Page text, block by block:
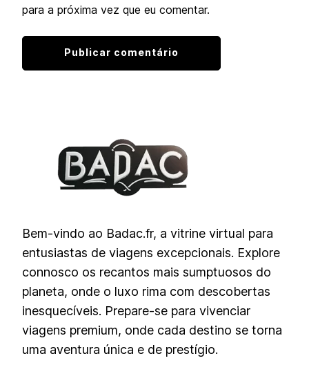
para a próxima vez que eu comentar.
Bem-vindo ao Badac.fr, a vitrine virtual para
entusiastas de viagens excepcionais. Explore
connosco os recantos mais sumptuosos do
planeta, onde o luxo rima com descobertas
inesquecíveis. Prepare-se para vivenciar
viagens premium, onde cada destino se torna
uma aventura única e de prestígio.